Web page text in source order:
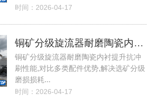
时间：2026-04-17
铜矿分级旋流器耐磨陶瓷内衬提升抗冲刷性能
铜矿分级旋流器耐磨陶瓷内衬提升抗冲
刷性能,对比多类配件优势,解决选矿分级
磨损损耗...
时间：2026-04-17